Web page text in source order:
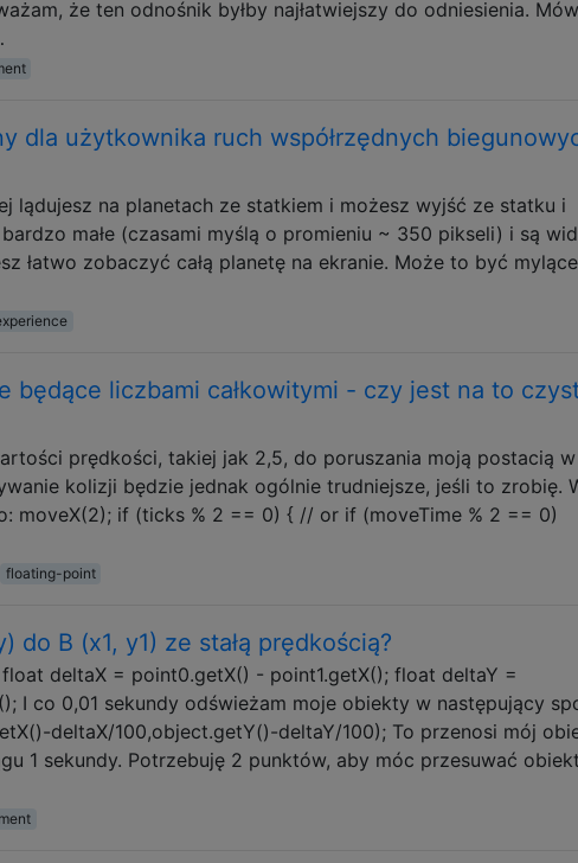
że ten odnośnik byłby najłatwiejszy do odniesienia.
dla użytkownika ruch współrzędnych
lądujesz na planetach ze statkiem i możesz wyjść ze statku i
małe (czasami myślą o promieniu ~ 350 pikseli) i są
łatwo zobaczyć całą planetę na ekranie. Może to być
będące liczbami całkowitymi - czy jest na to
prędkości, takiej jak 2,5, do poruszania moją postacią
kolizji będzie jednak ogólnie trudniejsze, jeśli to zrobię.
moveX(2); if (ticks % 2 == 0) { // or if (moveTime % 2 == 0)
floating-point
do B (x1, y1) ze stałą prędkością?
deltaX = point0.getX() - point1.getX(); float deltaY =
I co 0,01 sekundy odświeżam moje obiekty w następujący
deltaX/100,object.getY()-deltaY/100); To przenosi mój
1 sekundy. Potrzebuję 2 punktów, aby móc przesuwać